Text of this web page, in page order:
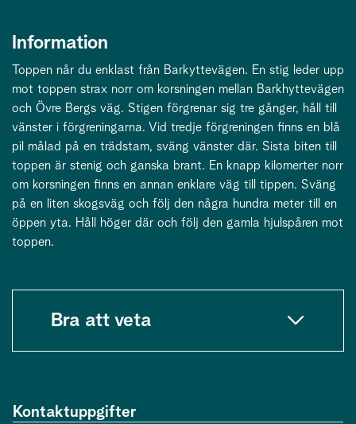
Information
Toppen når du enklast från Barkyttevägen. En stig leder upp
mot toppen strax norr om korsningen mellan Barkhyttevägen
och Övre Bergs väg. Stigen förgrenar sig tre gånger, håll till
vänster i förgreningarna. Vid tredje förgreningen finns en blå
pil målad på en trädstam, sväng vänster där. Sista biten till
toppen är stenig och ganska brant. En knapp kilomerter norr
om korsningen finns en annan enklare väg till tippen. Sväng
på en liten skogsväg och följ den några hundra meter till en
öppen yta. Håll höger där och följ den gamla hjulspåren mot
toppen.
Bra att veta
Kontaktuppgifter